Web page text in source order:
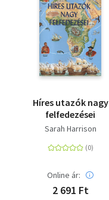
Híres utazók nagy
felfedezései
Sarah Harrison
Online ár:
2 691 Ft